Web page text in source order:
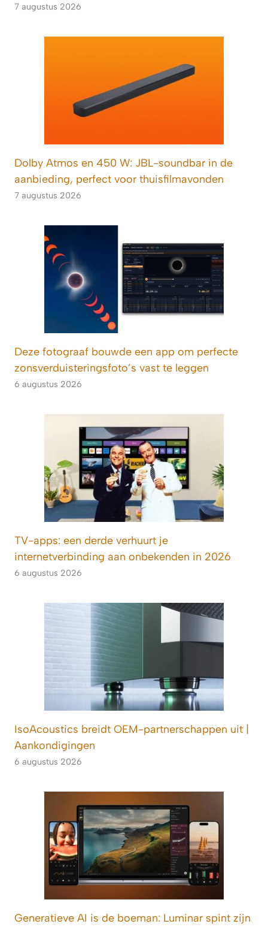
7 augustus 2026
Dolby Atmos en 450 W: JBL-soundbar in de
aanbieding, perfect voor thuisfilmavonden
7 augustus 2026
Deze fotograaf bouwde een app om perfecte
zonsverduisteringsfoto’s vast te leggen
6 augustus 2026
TV-apps: een derde verhuurt je
internetverbinding aan onbekenden in 2026
6 augustus 2026
IsoAcoustics breidt OEM-partnerschappen uit |
Aankondigingen
6 augustus 2026
Generatieve AI is de boeman: Luminar spint zijn